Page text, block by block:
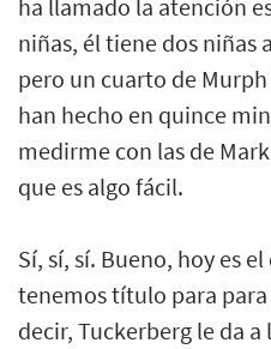
ha llamado la atención
niñas, él tiene dos niñas
pero un cuarto de
han hecho en quince
medirme con las de
que es algo fácil.
Sí, sí, sí. Bueno, hoy es
tenemos título para
decir, Tuckerberg le da